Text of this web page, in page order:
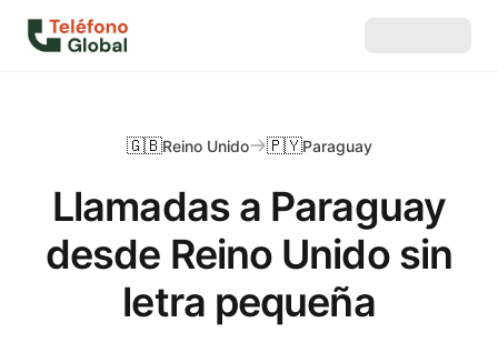
Llamadas a Paraguay
desde Reino Unido sin
letra pequeña
🇬🇧Reino Unido 🇵🇾Paraguay